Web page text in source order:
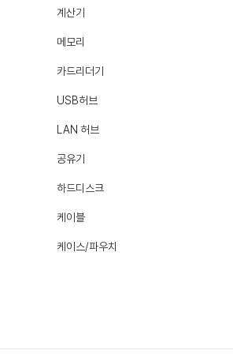
계산기
메모리
카드리더기
USB허브
LAN 허브
공유기
하드디스크
케이블
케이스/파우치